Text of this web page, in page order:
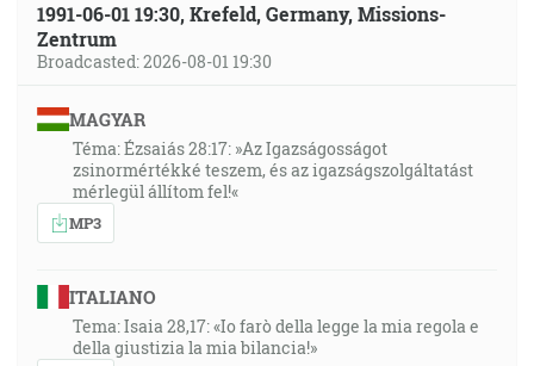
1991-06-01 19:30, Krefeld, Germany, Missions-
Zentrum
Broadcasted: 2026-08-01 19:30
MAGYAR
Téma: Ézsaiás 28:17: »Az Igazságosságot
zsinormértékké teszem, és az igazságszolgáltatást
mérlegül állítom fel!«
MP3
ITALIANO
Tema: Isaia 28,17: «Io farò della legge la mia regola e
della giustizia la mia bilancia!»